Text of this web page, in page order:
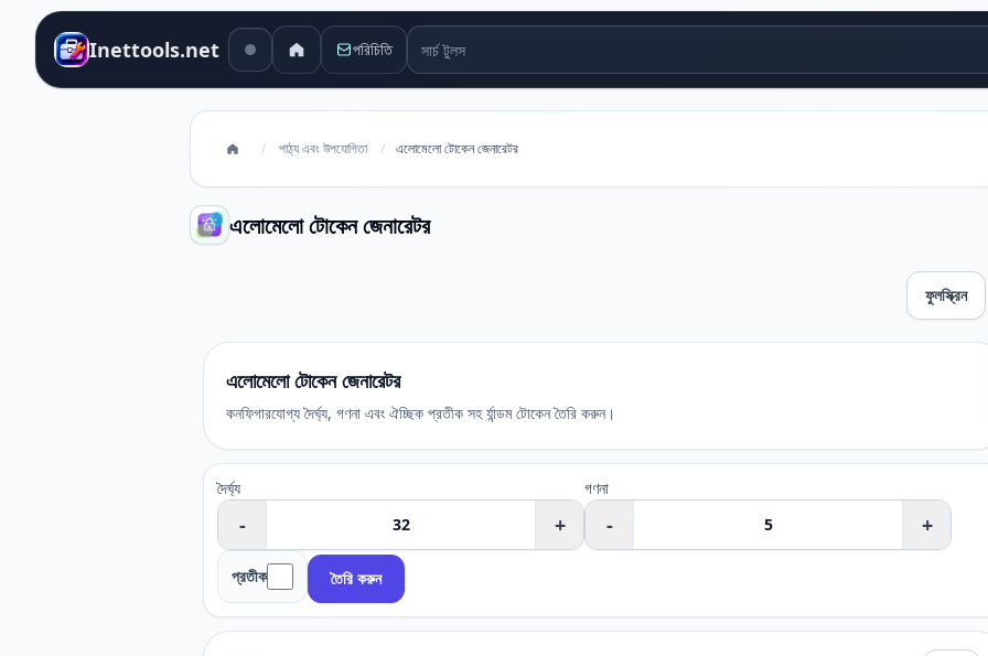
Inettools.net পরিচিতি সার্চ টুলস
/ পাঠ্য এবং উপযোগিতা / এলোমেলো টোকেন জেনারেটর
এলোমেলো টোকেন জেনারেটর
ফুলস্ক্রিন
এলোমেলো টোকেন জেনারেটর
কনফিগারযোগ্য দৈর্ঘ্য, গণনা এবং ঐচ্ছিক প্রতীক সহ র্যান্ডম টোকেন তৈরি করুন।
দৈর্ঘ্য
- +
গণনা
- +
প্রতীক তৈরি করুন